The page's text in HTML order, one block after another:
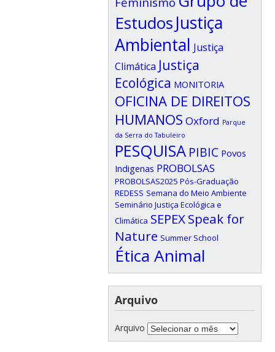
EstudosJustiça
Ambiental Justiça
Climática Justiça
Ecológica MONITORIA
OFICINA DE DIREITOS
HUMANOS Oxford Parque
da Serra do Tabuleiro
PESQUISA PIBIC Povos
Indigenas PROBOLSAS
PROBOLSAS2025 Pós-Graduação
REDESS Semana do Meio Ambiente
Seminário Justiça Ecológica e
Climática SEPEXSpeak for
Nature Summer School
Ética Animal
Arquivo
Arquivo